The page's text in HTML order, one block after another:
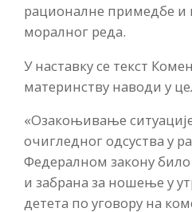
рационалне примедбе и
моралног реда.
У наставку се текст
материнству наводи у
«Озакоњивање
очигледног одсуства у
Федералном закону
и забрана за ношење у
детета по уговору на